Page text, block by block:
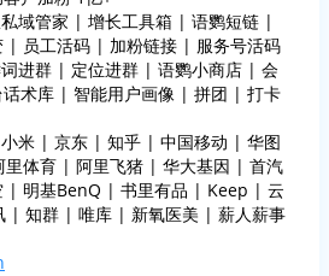
域管家 | 增长工具箱 | 语鹦短链 |
| 员工活码 | 加粉链接 | 服务号活码
进群 | 定位进群 | 语鹦小商店 | 会
术库 | 智能用户画像 | 拼团 | 打卡
小米 | 京东 | 知乎 | 中国移动 | 华图
体育 | 阿里飞猪 | 华大基因 | 首汽
| 明基BenQ | 书里有品 | Keep | 云
| 知群 | 唯库 | 新氧医美 | 薪人薪事